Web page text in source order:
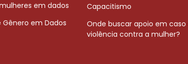
em dados
em Dados
Capacitismo
Onde buscar apoio em caso
violência contra a mulher?